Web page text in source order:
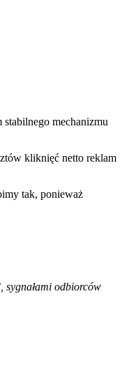
mechanizmu
kliknięć netto reklam
tak, ponieważ
sygnałami odbiorców